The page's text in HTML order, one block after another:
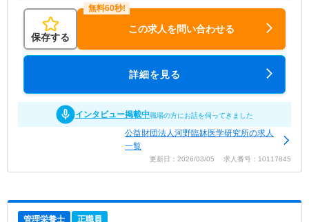
保存する
この求人を問い合わせる
詳細を見る
インタビュー掲載中職場の方にお話を伺ってきました
公益財団法人河野臨牀医学研究所の求人
一覧
更新日：2026/03/05 求人番号：10117845
管理栄養士 正職員